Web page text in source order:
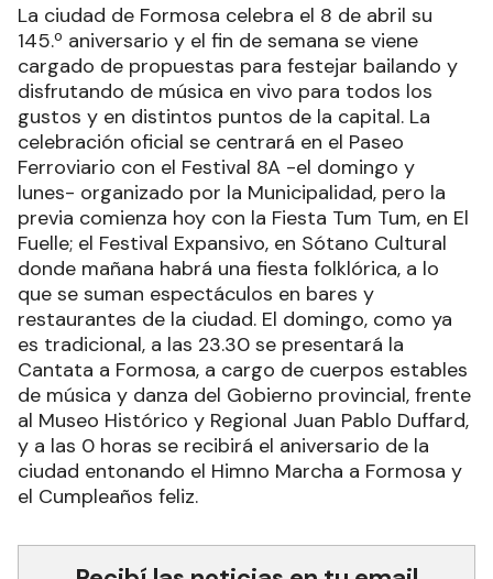
La ciudad de Formosa celebra el 8 de abril su
145.º aniversario y el fin de semana se viene
cargado de propuestas para festejar bailando y
disfrutando de música en vivo para todos los
gustos y en distintos puntos de la capital. La
celebración oficial se centrará en el Paseo
Ferroviario con el Festival 8A -el domingo y
lunes- organizado por la Municipalidad, pero la
previa comienza hoy con la Fiesta Tum Tum, en El
Fuelle; el Festival Expansivo, en Sótano Cultural
donde mañana habrá una fiesta folklórica, a lo
que se suman espectáculos en bares y
restaurantes de la ciudad. El domingo, como ya
es tradicional, a las 23.30 se presentará la
Cantata a Formosa, a cargo de cuerpos estables
de música y danza del Gobierno provincial, frente
al Museo Histórico y Regional Juan Pablo Duffard,
y a las 0 horas se recibirá el aniversario de la
ciudad entonando el Himno Marcha a Formosa y
el Cumpleaños feliz.